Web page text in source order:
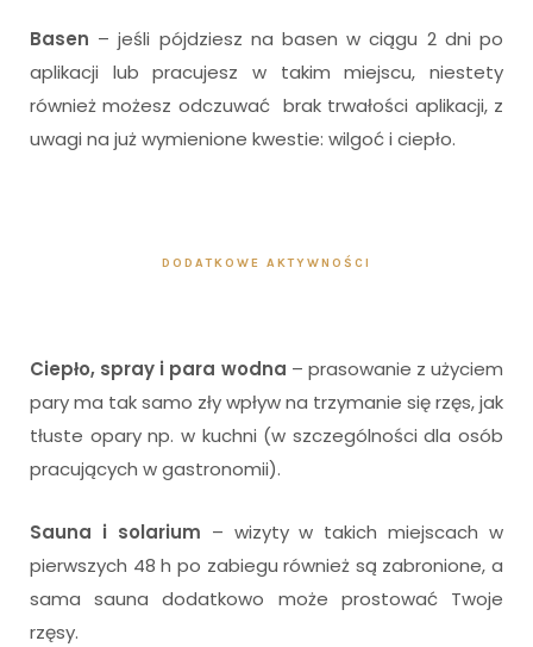
Basen – jeśli pójdziesz na basen w ciągu 2 dni po
aplikacji lub pracujesz w takim miejscu, niestety
również możesz odczuwać brak trwałości aplikacji, z
uwagi na już wymienione kwestie: wilgoć i ciepło.
DODATKOWE AKTYWNOŚCI
Ciepło, spray i para wodna – prasowanie z użyciem
pary ma tak samo zły wpływ na trzymanie się rzęs, jak
tłuste opary np. w kuchni (w szczególności dla osób
pracujących w gastronomii).
Sauna i solarium – wizyty w takich miejscach w
pierwszych 48 h po zabiegu również są zabronione, a
sama sauna dodatkowo może prostować Twoje
rzęsy.